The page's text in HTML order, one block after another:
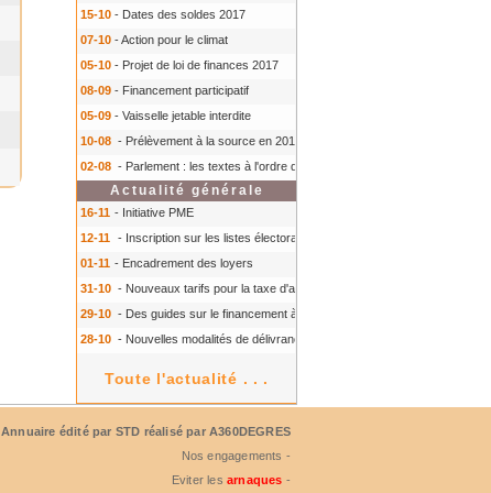
15-10 - Dates des soldes 2017
07-10 - Action pour le climat
05-10 - Projet de loi de finances 2017
08-09 - Financement participatif
05-09 - Vaisselle jetable interdite
10-08 - Prélèvement à la source en 2018
02-08 - Parlement : les textes à l'ordre du jour à l'automne 2016
Actualité générale
16-11 - Initiative PME
12-11 - Inscription sur les listes électorales : comment faire ?
01-11 - Encadrement des loyers
31-10 - Nouveaux tarifs pour la taxe d'aéroport
29-10 - Des guides sur le financement à court terme des TPE
28-10 - Nouvelles modalités de délivrance du Certiphyto
Toute l'actualité . . .
Annuaire édité par STD réalisé par A360DEGRES
Nos engagements -
Eviter les arnaques -